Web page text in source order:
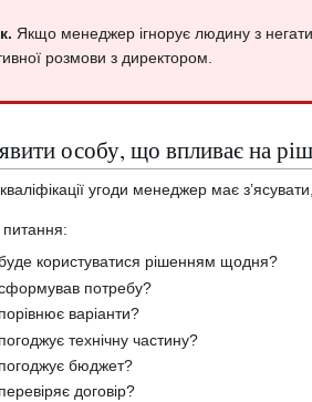
Якщо менеджер ігнорує людину з
розмови з директором.
особу, що впливає на
угоди менеджер має
питання:
користуватися рішенням щодня?
потребу?
варіанти?
технічну частину?
бюджет?
договір?